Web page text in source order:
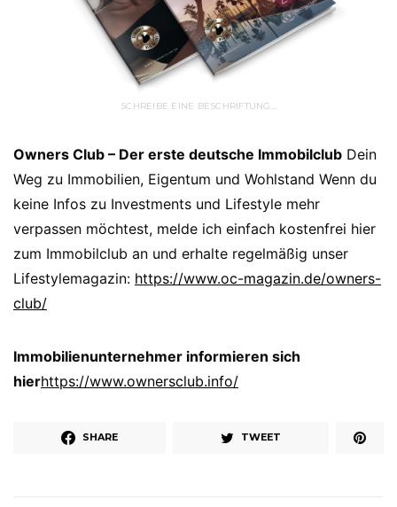
SCHREIBE EINE BESCHRIFTUNG…
Owners Club – Der erste deutsche Immobilclub Dein
Weg zu Immobilien, Eigentum und Wohlstand Wenn du
keine Infos zu Investments und Lifestyle mehr
verpassen möchtest, melde ich einfach kostenfrei hier
zum Immobilclub an und erhalte regelmäßig unser
Lifestylemagazin: https://www.oc-magazin.de/owners-
club/
Immobilienunternehmer informieren sich
hierhttps://www.ownersclub.info/
SHARE TWEET